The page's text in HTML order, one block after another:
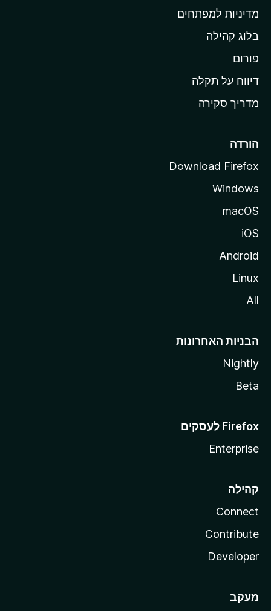
ת
ל
M
i
l
מדיניות למפתחים
בלוג קהילה
פורום
דיווח על תקלה
מדריך סקירה
הורדה
Download Firefox
Windows
macOS
iOS
Android
Linux
All
הבניות האחרונות
Nightly
Beta
Enterprise
קהילה
Connect
Contribute
Developer
מעקב